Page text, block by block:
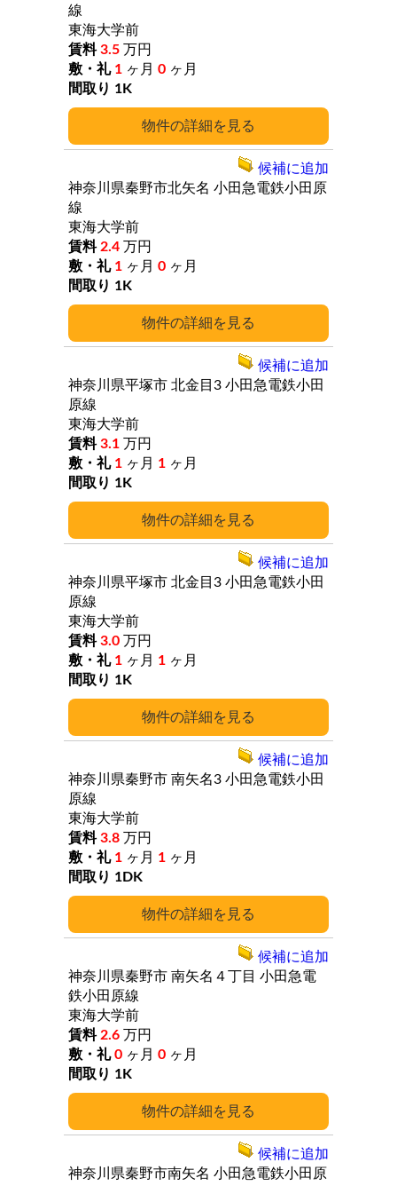
詳細
線
東海大学前
3.5 万円
1 ヶ月 0 ヶ月
1K
詳細
神奈川県秦野市北矢名 小田急電鉄小田原
線
東海大学前
2.4 万円
1 ヶ月 0 ヶ月
1K
候補に追加
詳細
神奈川県平塚市 北金目3 小田急電鉄小田
原線
東海大学前
3.1 万円
1 ヶ月 1 ヶ月
1K
候補に追加
詳細
神奈川県平塚市 北金目3 小田急電鉄小田
原線
東海大学前
3.0 万円
1 ヶ月 1 ヶ月
1K
候補に追加
詳細
神奈川県秦野市 南矢名3 小田急電鉄小田
原線
東海大学前
3.8 万円
1 ヶ月 1 ヶ月
1DK
候補に追加
詳細
神奈川県秦野市 南矢名４丁目 小田急電
鉄小田原線
東海大学前
2.6 万円
0 ヶ月 0 ヶ月
1K
候補に追加
神奈川県秦野市南矢名 小田急電鉄小田原
候補に追加